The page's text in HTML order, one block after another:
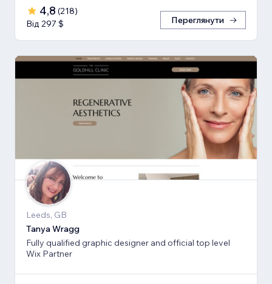
4,8 (218)
Від 297 $
Переглянути
Leeds, GB
Tanya Wragg
Fully qualified graphic designer and official top level
Wix Partner